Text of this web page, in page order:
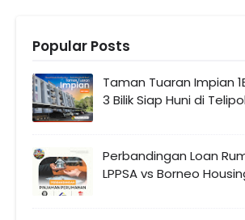
Popular Posts
Taman Tuaran Impian
3 Bilik Siap Huni di
Perbandingan Loan
LPPSA vs Borneo